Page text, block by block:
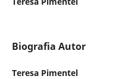
Biografia Autor
Teresa Pimentel